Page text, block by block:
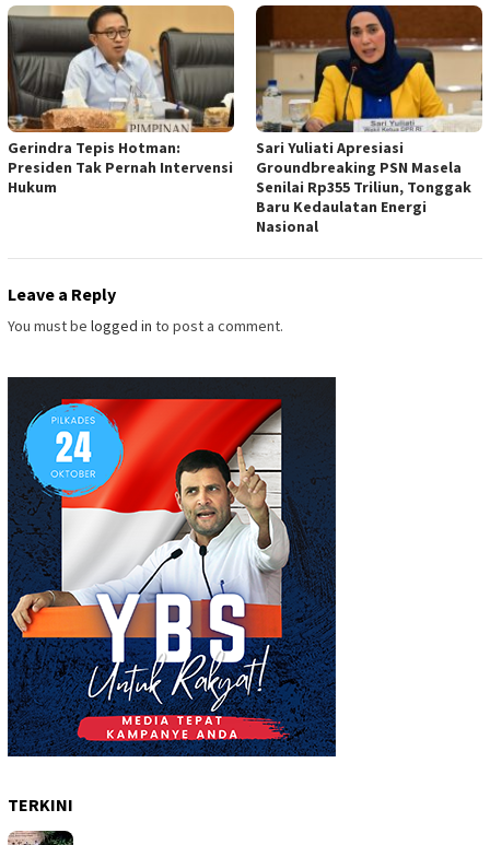
Gerindra Tepis Hotman:
Presiden Tak Pernah Intervensi
Hukum
Sari Yuliati Apresiasi
Groundbreaking PSN Masela
Senilai Rp355 Triliun, Tonggak
Baru Kedaulatan Energi
Nasional
Leave a Reply
You must be logged in to post a comment.
TERKINI